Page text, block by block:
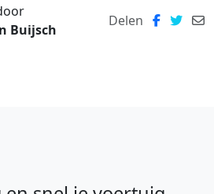
Buijsch
Delen